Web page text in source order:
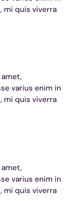
mi quis viverra
varius enim in
mi quis viverra
varius enim in
mi quis viverra